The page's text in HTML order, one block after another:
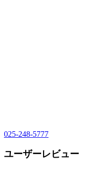
025-248-5777
ユーザーレビュー